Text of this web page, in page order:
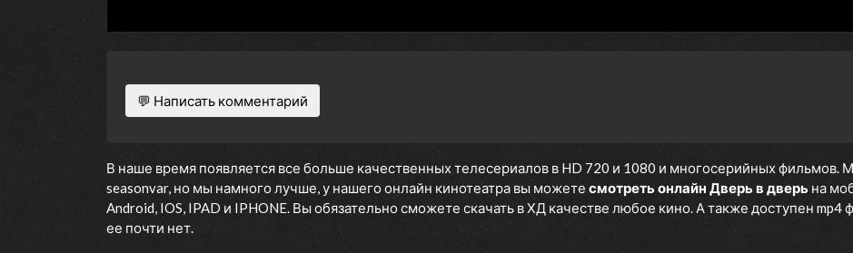
💬 Написать комментарий
В наше время появляется все больше качественных телесериалов в HD 720 и 1080 и многосерийных фильмов.
seasonvar, но мы намного лучше, у нашего онлайн кинотеатра вы можете смотреть онлайн Дверь в дверь на
Android, IOS, IPAD и IPHONE. Вы обязательно сможете скачать в ХД качестве любое кино. А также доступен
ее почти нет.